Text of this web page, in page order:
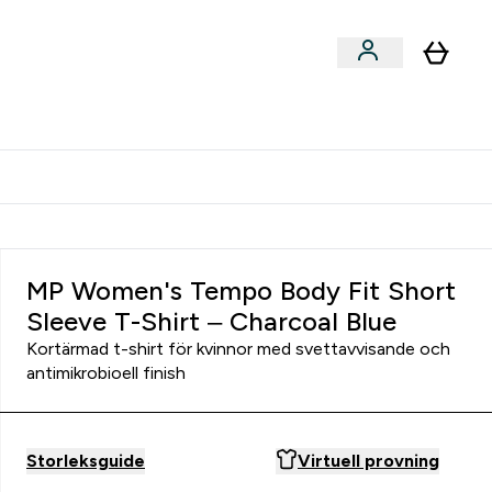
MP Women's Tempo Body Fit Short
Sleeve T-Shirt – Charcoal Blue
Kortärmad t-shirt för kvinnor med svettavvisande och
antimikrobioell finish
Storleksguide Virtuell provning